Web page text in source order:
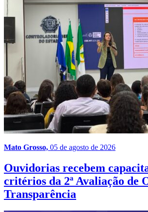
Mato Grosso, 05 de agosto de 2026
Ouvidorias recebem
critérios da 2ª Avaliação de
Transparência